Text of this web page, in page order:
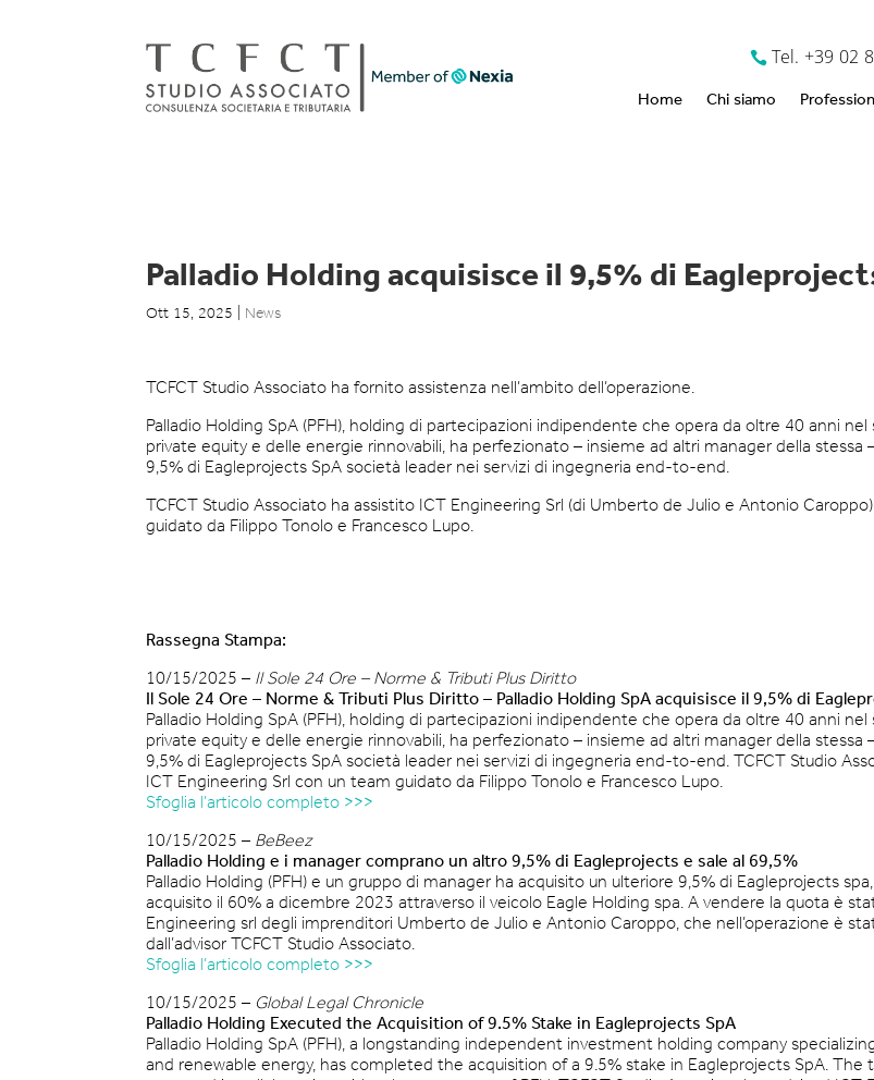
Tel. +39 02
Home Chi siamo
Palladio Holding acquisisce il 9,5% di
Ott 15, 2025 News
TCFCT Studio Associato ha fornito assistenza nell’ambito dell’operazione.
Palladio Holding SpA (PFH), holding di partecipazioni indipendente che opera da oltre 40 anni
private equity e delle energie rinnovabili, ha perfezionato – insieme ad altri manager della stessa
9,5% di Eagleprojects SpA società leader nei servizi di ingegneria end-to-end.
TCFCT Studio Associato ha assistito ICT Engineering Srl (di Umberto de Julio e Antonio
guidato da Filippo Tonolo e Francesco Lupo.
Rassegna Stampa:
10/15/2025 – Il Sole 24 Ore – Norme & Tributi Plus Diritto
Il Sole 24 Ore – Norme & Tributi Plus Diritto – Palladio Holding SpA acquisisce il 9,5% di
Palladio Holding SpA (PFH), holding di partecipazioni indipendente che opera da oltre 40 anni
private equity e delle energie rinnovabili, ha perfezionato – insieme ad altri manager della stessa
9,5% di Eagleprojects SpA società leader nei servizi di ingegneria end-to-end. TCFCT Studio
ICT Engineering Srl con un team guidato da Filippo Tonolo e Francesco Lupo.
Sfoglia l’articolo completo >>>
10/15/2025 – BeBeez
Palladio Holding e i manager comprano un altro 9,5% di Eagleprojects e sale al 69,5%
Palladio Holding (PFH) e un gruppo di manager ha acquisito un ulteriore 9,5% di Eagleprojects
acquisito il 60% a dicembre 2023 attraverso il veicolo Eagle Holding spa. A vendere la quota è
Engineering srl degli imprenditori Umberto de Julio e Antonio Caroppo, che nell’operazione è
dall’advisor TCFCT Studio Associato.
Sfoglia l’articolo completo >>>
10/15/2025 – Global Legal Chronicle
Palladio Holding Executed the Acquisition of 9.5% Stake in Eagleprojects SpA
Palladio Holding SpA (PFH), a longstanding independent investment holding company
and renewable energy, has completed the acquisition of a 9.5% stake in Eagleprojects SpA. The